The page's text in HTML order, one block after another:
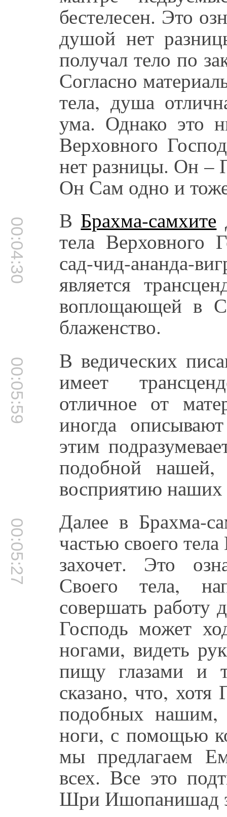
бестелесен. Это
душой нет
получал тело по
Согласно
тела, душа
ума. Однако это
Верховного
нет разницы. Он –
Он Сам одно и
00:04:30 В Брахма-самхите
тела Верховного
сад-чид-ананда-
является
воплощающей в
блаженство.
00:05:59 В ведических
имеет
отличное от
иногда
этим
подобной
восприятию наших
00:05:27 Далее в Брахма-
частью своего
захочет. Это
Своего тела,
совершать работу
Господь может
ногами, видеть
пищу глазами и
сказано, что,
подобных
ноги, с помощью
мы предлагаем
всех. Все это
Шри Ишопанишад